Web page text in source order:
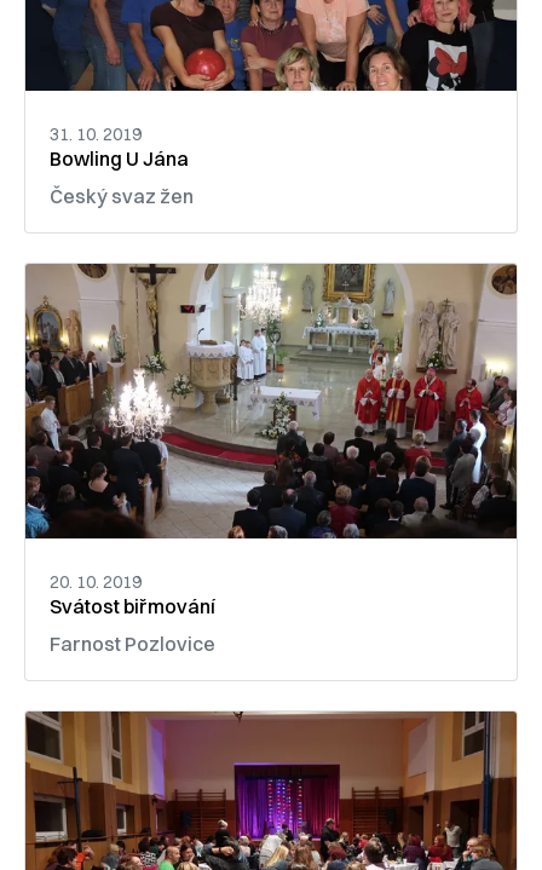
31. 10. 2019
Bowling U Jána
Český svaz žen
20. 10. 2019
Svátost biřmování
Farnost Pozlovice